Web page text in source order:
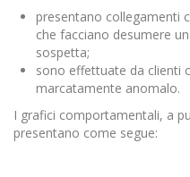
presentano collegamenti
che facciano desumere
sospetta;
sono effettuate da clienti
marcatamente anomalo.
I grafici comportamentali, a
presentano come segue: